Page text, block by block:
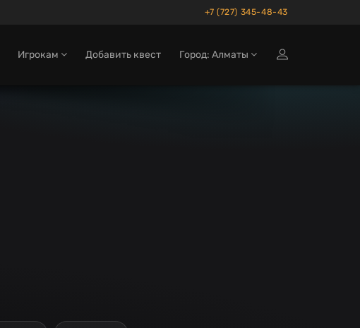
+7 (727) 345-48-43
Игрокам Добавить квест Город: Алматы